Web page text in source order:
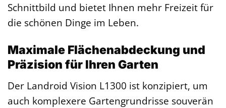
Schnittbild und bietet Ihnen mehr Freizeit für
die schönen Dinge im Leben.
Maximale Flächenabdeckung und
Präzision für Ihren Garten
Der Landroid Vision L1300 ist konzipiert, um
auch komplexere Gartengrundrisse souverän